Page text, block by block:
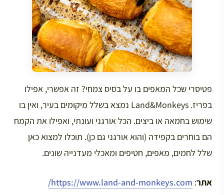
פטיסרי שכל המאפים בו על בסיס צמחי? זה אפשרי, אפילו
בפריז. Land&Monkeys נמצא בשלל מיקומים בעיר, ואין בו
שימוש בחמאה או ביצים. הכל אורגני ועונתי, ואפילו את הקמח
הם בוחרים בקפידה (והוא אורגני גם כן). תוכלו למצוא כאן
שלל לחמים, מאפים, חטיפים ומאכלי מעדנייה שונים.
אתר:
https://www.land-and-monkeys.com/